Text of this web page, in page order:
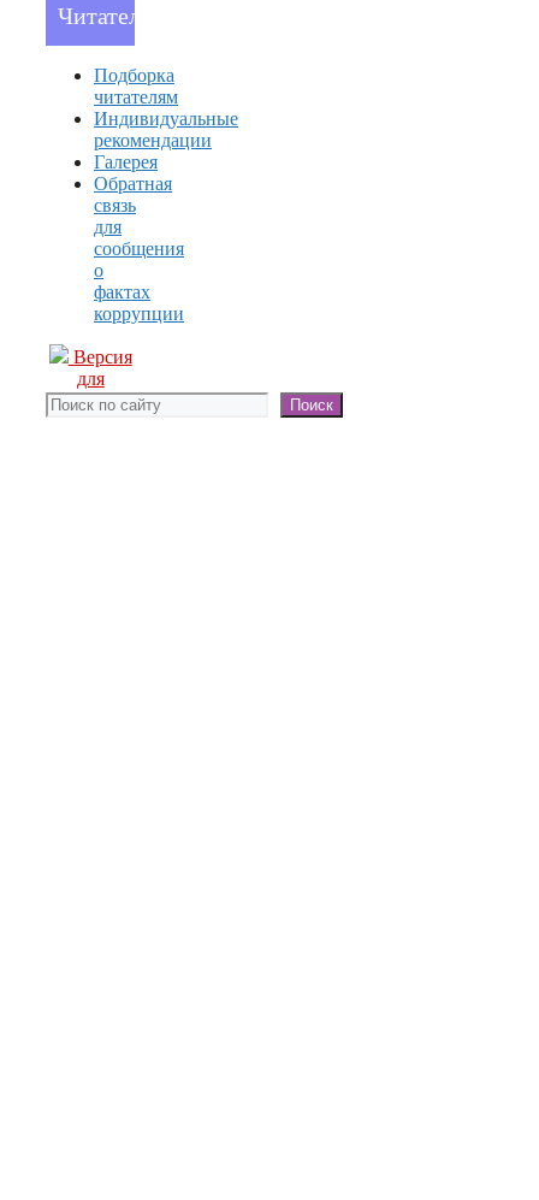
Читателям
Подборка
читателям
Индивидуальные
рекомендации
Галерея
Обратная
связь
для
сообщения
о
фактах
коррупции
Версия
для
слабовидящих
Поиск Поиск